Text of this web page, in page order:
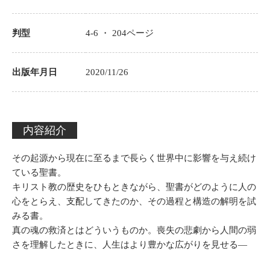
判型 4-6 ・ 204ページ
出版年月日 2020/11/26
内容紹介
その起源から現在に至るまで長らく世界中に影響を与え続け
ている聖書。
キリスト教の歴史をひもときながら、聖書がどのように人の
心をとらえ、支配してきたのか、その過程と構造の解明を試
みる書。
真の魂の救済とはどういうものか。喪失の悲劇から人間の弱
さを理解したときに、人生はより豊かな広がりを見せる―